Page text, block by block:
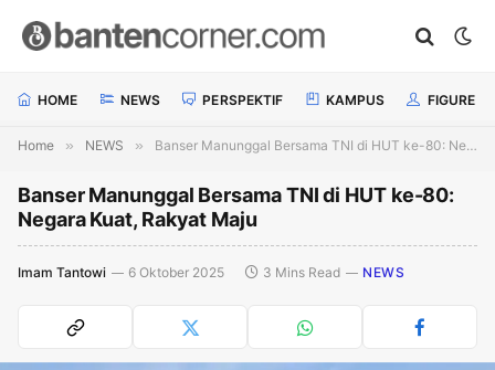
HOME NEWS PERSPEKTIF KAMPUS FIGURE
Home » NEWS » Banser Manunggal Bersama TNI di HUT ke-80: Negara Kuat, Rakyat Maju
Banser Manunggal Bersama TNI di HUT ke-80:
Negara Kuat, Rakyat Maju
Imam Tantowi 6 Oktober 2025 3 Mins Read NEWS